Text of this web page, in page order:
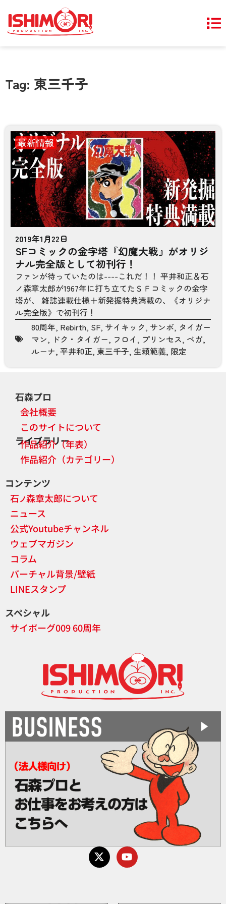
Tag: 東三千子
最新情報
2019年1月22日
SFコミックの金字塔『幻魔大戦』がオリジ
ナル完全版として初刊行！
ファンが待っていたのは----これだ！！ 平井和正＆石
ノ森章太郎が1967年に打ち立てたＳＦコミックの金字
塔が、 雑誌連載仕様＋新発掘特典満載の、《オリジナ
ル完全版》で初刊行！
80周年, Rebirth, SF, サイキック, サンボ, タイガー
マン, ドク・タイガー, フロイ , プリンセス, ベガ,
ルーナ, 平井和正, 東三千子, 生頼範義, 限定
石森プロ
会社概要
このサイトについて
ライブラリー
作品紹介（年表）
作品紹介（カテゴリー）
コンテンツ
石ノ森章太郎について
ニュース
公式Youtubeチャンネル
ウェブマガジン
コラム
バーチャル背景/壁紙
LINEスタンプ
スペシャル
サイボーグ009 60周年